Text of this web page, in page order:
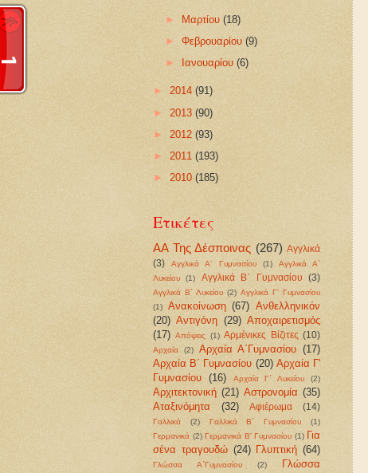
► Μαρτίου(18)
►Φεβρουαρίου(9)
►
Ιανουαρίου(6)
► 2014 (91)
► 2013 (90)
► 2012 (93)
► 2011 (193)
► 2010 (185)
Ετικέτες
ΑΑ Της Δέσποινας (267) Αγγλικά
(3)
Αγγλικά Α' Γυμνασίου (1)
Αγγλικά Α΄
Λυκείου
(1) Αγγλικά Β΄ Γυμνασίου (3)
Αγγλικά Β΄ Λυκείου (2) Αγγλικά Γ' Γυμνασίου
(1)
Ανακοίνωση (67) Ανθελληνικόν
(20) Αντιγόνη (29) Αποχαιρετισμός
(17) Απόψεις (1) Αρμένικες Βίζιτες (10)
Αρχαία (2) Αρχαία Α΄Γυμνασίου (17)
Αρχαία Β΄ Γυμνασίου (20) Αρχαία Γ'
Γυμνασίου (16) Αρχαία Γ΄ Λυκείου (2)
Αρχιτεκτονική (21) Αστρονομία (35)
Αταξινόμητα
(32) Αφιέρωμα (14)
Γαλλικά (2) Γαλλικά Β΄ Γυμνασίου
(1)
Γερμανικά (2) Γερμανικά Β' Γυμνασίου (1) Για
σένα τραγουδώ (24) Γλυπτική (64)
Γλώσσα Α΄Γυμνασίου (2)
Γλώσσα